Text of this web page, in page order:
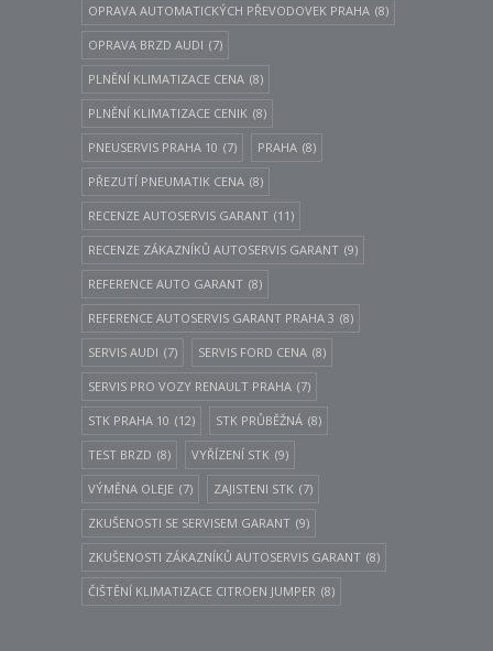
OPRAVA AUTOMATICKÝCH PŘEVODOVEK PRAHA (8)
OPRAVA BRZD AUDI (7)
PLNĚNÍ KLIMATIZACE CENA (8)
PLNĚNÍ KLIMATIZACE CENIK (8)
PNEUSERVIS PRAHA 10 (7) PRAHA (8)
PŘEZUTÍ PNEUMATIK CENA (8)
RECENZE AUTOSERVIS GARANT (11)
RECENZE ZÁKAZNÍKŮ AUTOSERVIS GARANT (9)
REFERENCE AUTO GARANT (8)
REFERENCE AUTOSERVIS GARANT PRAHA 3 (8)
SERVIS AUDI (7) SERVIS FORD CENA (8)
SERVIS PRO VOZY RENAULT PRAHA (7)
STK PRAHA 10 (12) STK PRŮBĚŽNÁ (8)
TEST BRZD (8) VYŘÍZENÍ STK (9)
VÝMĚNA OLEJE (7) ZAJISTENI STK (7)
ZKUŠENOSTI SE SERVISEM GARANT (9)
ZKUŠENOSTI ZÁKAZNÍKŮ AUTOSERVIS GARANT (8)
ČIŠTĚNÍ KLIMATIZACE CITROEN JUMPER (8)